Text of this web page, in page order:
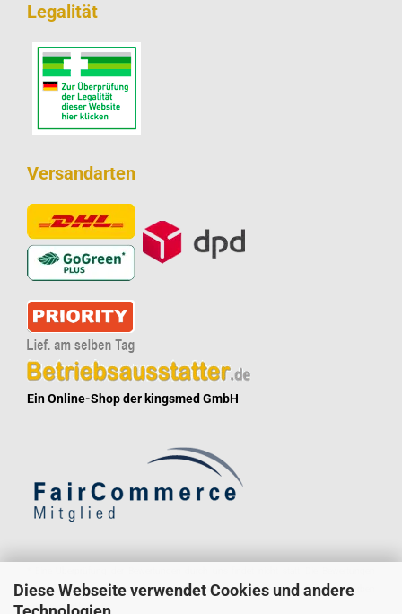
Diese Webseite verwendet Cookies und andere
Legalität
Versandarten
Ein Online-Shop der kingsmed GmbH
könnten von Verbrauchern stammen, die die Ware oder Dienstleistung gar nicht erworben
oder genutzt haben.